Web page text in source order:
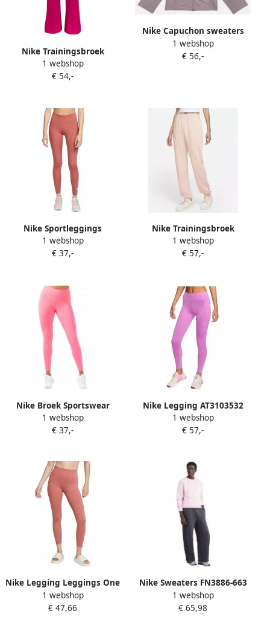
Nike Trainingsbroek
329456624
1 webshop
€ 54,-
Nike Capuchon sweaters
DN4943645
1 webshop
€ 56,-
Nike Sportleggings
DM7767691
1 webshop
€ 37,-
Nike Trainingsbroek
BV4089800
1 webshop
€ 57,-
Nike Broek Sportswear
1 webshop
€ 37,-
Nike Legging AT3103532
1 webshop
€ 57,-
Nike Legging Leggings One
Taille Haute 7 8
1 webshop
€ 47,66
Nike Sweaters FN3886-663
1 webshop
€ 65,98